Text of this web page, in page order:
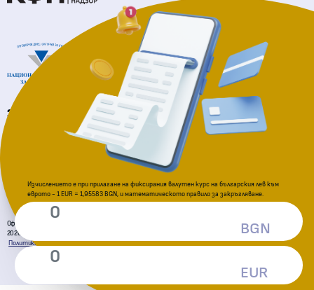
Национална агенция за приходите
За подаване на сигнали
Комисия за защита на потребителите
Официална страница за приемане на еврото в Република България
2026 © Всички права запазени. Министерство на финансите
Политика за поверителност Декларация за достъпност Условия за ползване Карта на сайта
Изчислението е при прилагане на фиксирания валутен курс на българския лев към
еврото - 1 EUR = 1,95583 BGN, и математическото правило за закръгляване.
BGN
EUR